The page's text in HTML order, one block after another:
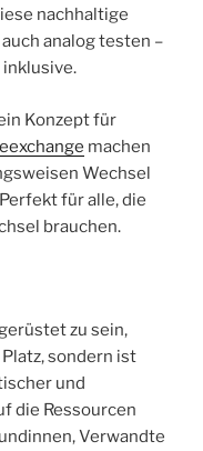
nachhaltige
analog testen –
Konzept für
machen
Wechsel
für alle, die
brauchen.
zu sein,
sondern ist
und
die Ressourcen
Verwandte